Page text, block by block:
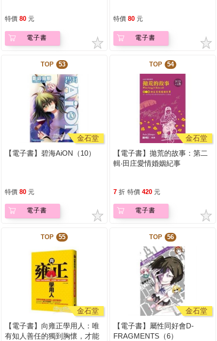
特價 80 元
電子書
特價 80 元
電子書
TOP 53
金石堂
【電子書】碧海AiON（10）
特價 80 元
電子書
TOP 54
金石堂
【電子書】拋荒的故事：第二
輯‧田庄愛情婚姻紀事
7 折 特價 420 元
電子書
TOP 55
金石堂
【電子書】向雍正學用人：唯
有知人善任的獨到胸懷，才能
TOP 56
金石堂
【電子書】屬性同好會D-
FRAGMENTS（6）